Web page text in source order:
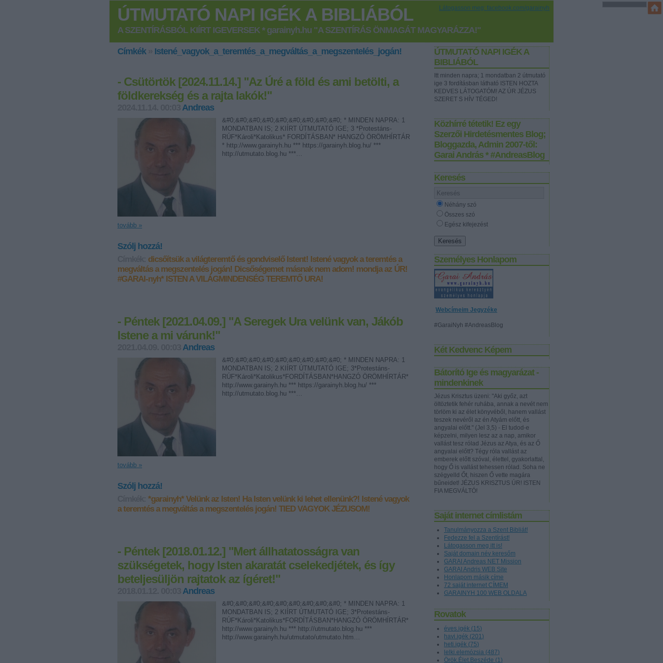
Látogasson meg: facebook.com/garainyh
ÚTMUTATÓ NAPI IGÉK A BIBLIÁBÓL
A SZENTÍRÁSBÓL KIÍRT IGEVERSEK * garainyh.hu "A SZENTÍRÁS ÖNMAGÁT MAGYARÁZZA!"
ÚTMUTATÓ NAPI IGÉK A
BIBLIÁBÓL
Itt minden napra; 1 mondatban 2 útmutató
ige 3 fordításban látható ISTEN HOZTA
KEDVES LÁTOGATÓM! AZ ÚR JÉZUS
SZERET S HÍV TÉGED!
Közhírré tétetik! Ez egy
Szerzői Hirdetésmentes Blog;
Bloggazda, Admin 2007-től:
Garai András * #AndreasBlog
Keresés
Néhány szó
Összes szó
Egész kifejezést
Személyes Honlapom
Webcímeim Jegyzéke
#GaraiNyh #AndreasBlog
Két Kedvenc Képem
Bátorító Ige és magyarázat -
mindenkinek
Jézus Krisztus üzeni: "Aki győz, azt
öltöztetik fehér ruhába, annak a nevét nem
törlöm ki az élet könyvéből, hanem vallást
teszek nevéről az én Atyám előtt, és
angyalai előtt." (Jel 3,5) - El tudod-e
képzelni, milyen lesz az a nap, amikor
vallást tesz rólad Jézus az Atya, és az Ő
angyalai előtt? Tégy róla vallást az
emberek előtt szóval, élettel, gyakorlattal,
hogy Ő is vallást tehessen rólad. Soha ne
szégyelld Őt, hiszen Ő vette magára
bűneidet! JÉZUS KRISZTUS ÚR! ISTEN
FIA MEGVÁLTÓ!
Saját internet címlistám
Tanulmányozza a Szent Bibliát!
Fedezze fel a Szentírást!
Látogasson meg itt is!
Saját domain név keresőm
GARAI Andreas NET Mission
GARAI Andris WEB Site
Honlapom másik címe
72 saját internet CÍMEM
GARAINYH 100 WEB OLDALA
Rovatok
éves.igék (15)
havi.igék (201)
heti.igék (75)
lelki.elemózsia (487)
Örök.Élet.Beszéde (1)
Címkék» Istené_vagyok_a_teremtés_a_megváltás_a_megszentelés_jogán!
- Csütörtök [2024.11.14.] "Az Úré a föld és ami betölti, a
földkerekség és a rajta lakók!"
Andreas
&#0;&#0;&#0;&#0;&#0;&#0;&#0;&#0;&#0; * MINDEN NAPRA: 1
MONDATBAN IS; 2 KIÍRT ÚTMUTATÓ IGE; 3 *Protestáns-
RÚF*Károli*Katolikus* FORDÍTÁSBAN* HANGZÓ ÖRÖMHÍRTÁR
* http://www.garainyh.hu *** https://garainyh.blog.hu/ ***
http://utmutato.blog.hu ***…
tovább »
Szólj hozzá!
dicsőítsük a világteremtő és gondviselő Istent! Istené vagyok a teremtés a
megváltás a megszentelés jogán! Dicsőségemet másnak nem adom! mondja az ÚR!
#GARAI-nyh* ISTEN A VILÁGMINDENSÉG TEREMTŐ URA!
- Péntek [2021.04.09.] "A Seregek Ura velünk van, Jákób
Istene a mi várunk!"
Andreas
&#0;&#0;&#0;&#0;&#0;&#0;&#0;&#0;&#0; * MINDEN NAPRA: 1
MONDATBAN IS; 2 KIÍRT ÚTMUTATÓ IGE; 3*Protestáns-
RÚF*Károli*Katolikus*FORDÍTÁSBAN*HANGZÓ ÖRÖMHÍRTÁR*
http://www.garainyh.hu *** https://garainyh.blog.hu/ ***
http://utmutato.blog.hu ***…
tovább »
Szólj hozzá!
*garainyh* Velünk az Isten! Ha Isten velünk ki lehet ellenünk?! Istené vagyok
a teremtés a megváltás a megszentelés jogán! TIED VAGYOK JÉZUSOM!
- Péntek [2018.01.12.] "Mert állhatatosságra van
szükségetek, hogy Isten akaratát cselekedjétek, és így
beteljesüljön rajtatok az ígéret!"
Andreas
&#0;&#0;&#0;&#0;&#0;&#0;&#0;&#0;&#0; * MINDEN NAPRA: 1
MONDATBAN IS; 2 KIÍRT ÚTMUTATÓ IGE; 3*Protestáns-
RÚF*Károli*Katolikus*FORDÍTÁSBAN*HANGZÓ ÖRÖMHÍRTÁR*
http://www.garainyh.hu *** http://utmutato.blog.hu ***
http://www.garainyh.hu/utmutato/utmutato.htm…